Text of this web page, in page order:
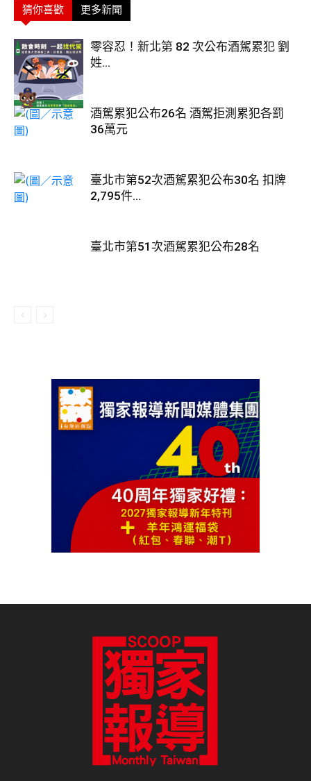
猜你喜歡 更多新聞
零容忍！新北第 82 次公布酒駕累犯 劉
姓...
酒駕累犯公布26名 酒駕拒測累犯各罰
36萬元
臺北市第52次酒駕累犯公布30名 扣牌
2,795件...
臺北市第51次酒駕累犯公布28名